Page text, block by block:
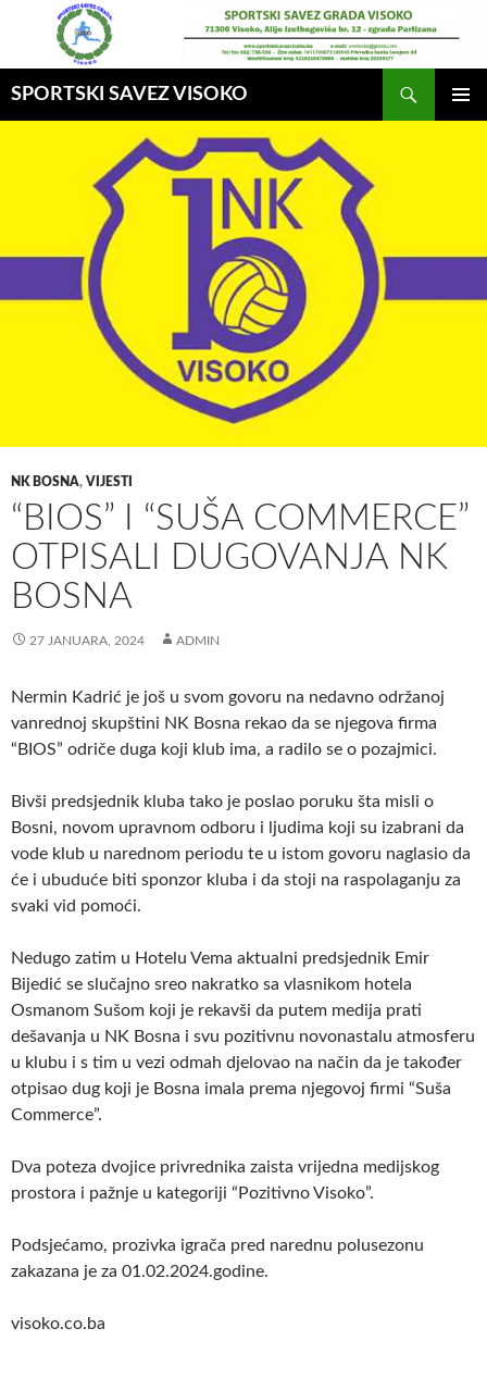
SPORTSKI SAVEZ VISOKO
NK BOSNA, VIJESTI
“BIOS” I “SUŠA COMMERCE”
OTPISALI DUGOVANJA NK
BOSNA
27 JANUARA, 2024 ADMIN
Nermin Kadrić je još u svom govoru na nedavno održanoj
vanrednoj skupštini NK Bosna rekao da se njegova firma
“BIOS” odriče duga koji klub ima, a radilo se o pozajmici.
Bivši predsjednik kluba tako je poslao poruku šta misli o
Bosni, novom upravnom odboru i ljudima koji su izabrani da
vode klub u narednom periodu te u istom govoru naglasio da
će i ubuduće biti sponzor kluba i da stoji na raspolaganju za
svaki vid pomoći.
Nedugo zatim u Hotelu Vema aktualni predsjednik Emir
Bijedić se slučajno sreo nakratko sa vlasnikom hotela
Osmanom Sušom koji je rekavši da putem medija prati
dešavanja u NK Bosna i svu pozitivnu novonastalu atmosferu
u klubu i s tim u vezi odmah djelovao na način da je također
otpisao dug koji je Bosna imala prema njegovoj firmi “Suša
Commerce”.
Dva poteza dvojice privrednika zaista vrijedna medijskog
prostora i pažnje u kategoriji “Pozitivno Visoko”.
Podsjećamo, prozivka igrača pred narednu polusezonu
zakazana je za 01.02.2024.godine.
visoko.co.ba